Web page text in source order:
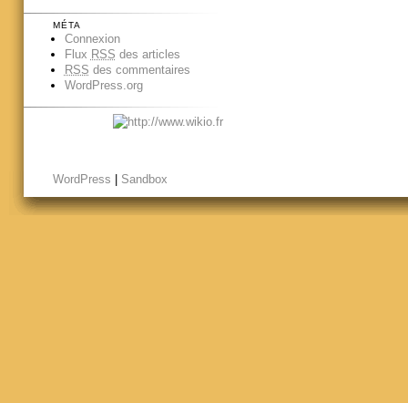
MÉTA
Connexion
Flux RSS des articles
RSS des commentaires
WordPress.org
WordPress Sandbox